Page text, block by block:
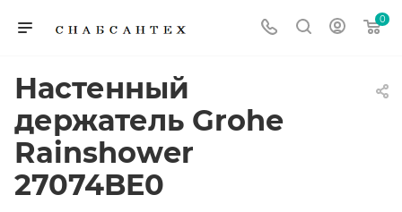
0
Настенный
держатель Grohe
Rainshower
27074BE0